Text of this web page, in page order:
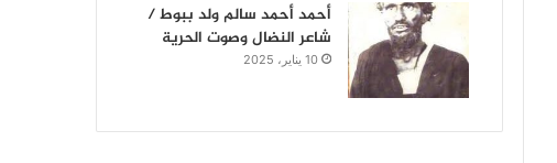
أحمد أحمد سالم ولد ببوط /
شاعر النضال وصوت الحرية
10 يناير، 2025